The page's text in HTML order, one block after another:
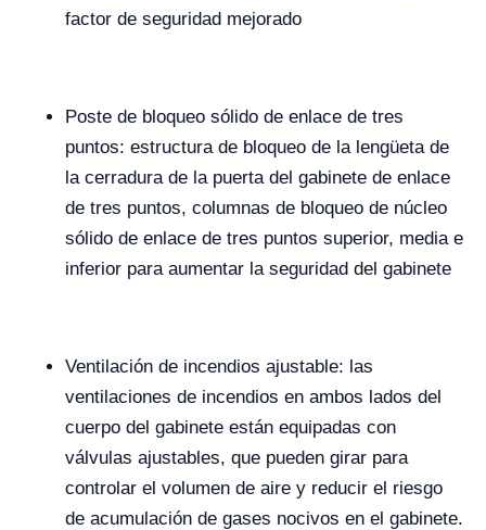
factor de seguridad mejorado
Poste de bloqueo sólido de enlace de tres
puntos: estructura de bloqueo de la lengüeta de
la cerradura de la puerta del gabinete de enlace
de tres puntos, columnas de bloqueo de núcleo
sólido de enlace de tres puntos superior, media e
inferior para aumentar la seguridad del gabinete
Ventilación de incendios ajustable: las
ventilaciones de incendios en ambos lados del
cuerpo del gabinete están equipadas con
válvulas ajustables, que pueden girar para
controlar el volumen de aire y reducir el riesgo
de acumulación de gases nocivos en el gabinete.